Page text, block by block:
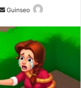
Guinseo